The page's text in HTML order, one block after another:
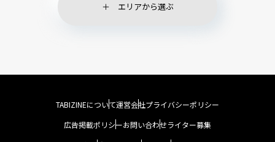
エリアから選ぶ
TABIZINEについて運営会社プライバシーポリシー
広告掲載ポリシーお問い合わせライター募集